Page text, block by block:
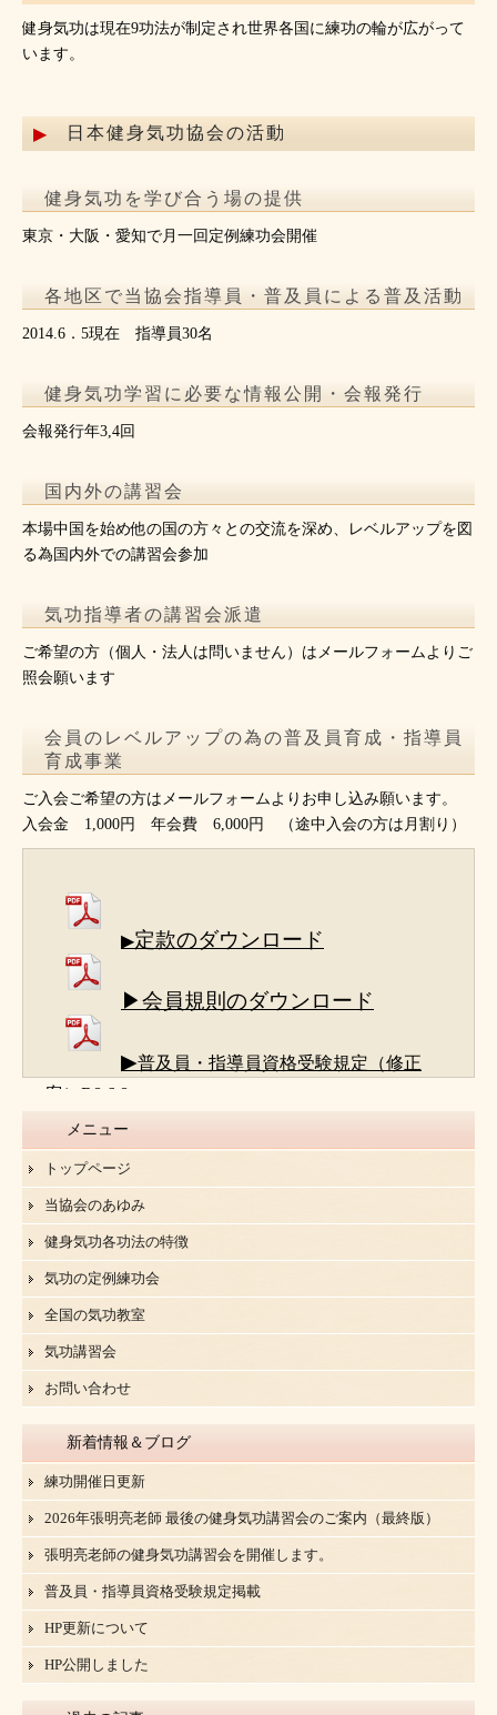
健身気功は現在9功法が制定され世界各国に練功の輪が広がって
います。
日本健身気功協会の活動
健身気功を学び合う場の提供
東京・大阪・愛知で月一回定例練功会開催
各地区で当協会指導員・普及員による普及活動
2014.6．5現在 指導員30名
健身気功学習に必要な情報公開・会報発行
会報発行年3,4回
国内外の講習会
本場中国を始め他の国の方々との交流を深め、レベルアップを図
る為国内外での講習会参加
気功指導者の講習会派遣
ご希望の方（個人・法人は問いません）はメールフォームよりご
照会願います
会員のレベルアップの為の普及員育成・指導員
育成事業
ご入会ご希望の方はメールフォームよりお申し込み願います。
入会金 1,000円 年会費 6,000円 （途中入会の方は月割り）
▶定款のダウンロード
▶会員規則のダウンロード
▶普及員・指導員資格受験規定（修正
案）R8.6.8
メニュー
トップページ
当協会のあゆみ
健身気功各功法の特徴
気功の定例練功会
全国の気功教室
気功講習会
お問い合わせ
新着情報＆ブログ
練功開催日更新
2026年張明亮老師 最後の健身気功講習会のご案内（最終版）
張明亮老師の健身気功講習会を開催します。
普及員・指導員資格受験規定掲載
HP更新について
HP公開しました